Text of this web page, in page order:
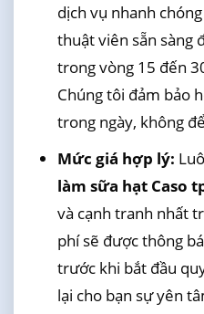
dịch vụ nhanh
thuật viên sẵn sàng
trong vòng 15 đến
Chúng tôi đảm bảo
trong ngày, không
Mức giá hợp lý:
làm sữa hạt Caso
và cạnh tranh nhất
phí sẽ được thông
trước khi bắt đầu
lại cho bạn sự yên